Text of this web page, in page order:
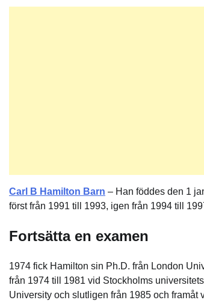
Carl B Hamilton Barn – Han föddes den 1
först från 1991 till 1993, igen från 1994 till
Fortsätta en examen
1974 fick Hamilton sin Ph.D. från London
från 1974 till 1981 vid Stockholms
University och slutligen från 1985 och